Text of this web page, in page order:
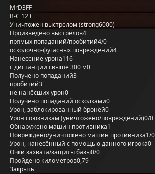
MrD3FF
B-C 12 t
Уничтожен выстрелом (strong6000)
Произведено выстрелов4
прямых попаданий/пробитий4/0
осколочно-фугасных повреждений4
Нанесение урона116
с дистанции свыше 300 м0
Получено попаданий3
пробитий3
не нанёсших урон0
Получено попаданий осколками0
Урон, заблокированный бронёй0
Урон союзникам (уничтожено/повреждений)0/0
Обнаружено машин противника1
Повреждено/уничтожено машин противника1/0
Урон, нанесённый с помощью данного игрока0
Очки захвата/защиты базы0/0
Пройдено километров0,79
Закрыть